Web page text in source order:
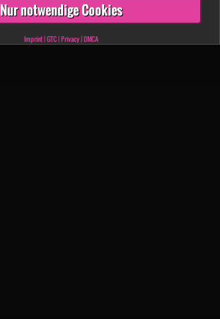
Nur notwendige Cookies
Imprint|GTC|Privacy|DMCA